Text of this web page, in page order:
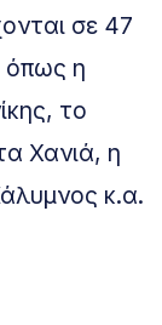
σε 47
όπως η
το
Χανιά, η
κ.α.